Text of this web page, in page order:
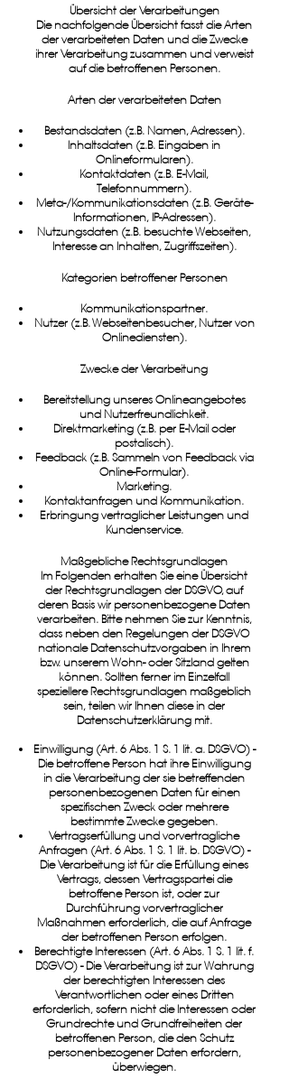
Übersicht der Verarbeitungen
Die nachfolgende Übersicht fasst die Arten
der verarbeiteten Daten und die Zwecke
ihrer Verarbeitung zusammen und verweist
auf die betroffenen Personen.
Arten der verarbeiteten Daten
Bestandsdaten (z.B. Namen, Adressen).
Inhaltsdaten (z.B. Eingaben in
Onlineformularen).
Kontaktdaten (z.B. E-Mail,
Telefonnummern).
Meta-/Kommunikationsdaten (z.B. Geräte-
Informationen, IP-Adressen).
Nutzungsdaten (z.B. besuchte Webseiten,
Interesse an Inhalten, Zugriffszeiten).
Kategorien betroffener Personen
Kommunikationspartner.
Nutzer (z.B. Webseitenbesucher, Nutzer von
Onlinediensten).
Zwecke der Verarbeitung
Bereitstellung unseres Onlineangebotes
und Nutzerfreundlichkeit.
Direktmarketing (z.B. per E-Mail oder
postalisch).
Feedback (z.B. Sammeln von Feedback via
Online-Formular).
Marketing.
Kontaktanfragen und Kommunikation.
Erbringung vertraglicher Leistungen und
Kundenservice.
Maßgebliche Rechtsgrundlagen
Im Folgenden erhalten Sie eine Übersicht
der Rechtsgrundlagen der DSGVO, auf
deren Basis wir personenbezogene Daten
verarbeiten. Bitte nehmen Sie zur Kenntnis,
dass neben den Regelungen der DSGVO
nationale Datenschutzvorgaben in Ihrem
bzw. unserem Wohn- oder Sitzland gelten
können. Sollten ferner im Einzelfall
speziellere Rechtsgrundlagen maßgeblich
sein, teilen wir Ihnen diese in der
Datenschutzerklärung mit.
Einwilligung (Art. 6 Abs. 1 S. 1 lit. a. DSGVO) -
Die betroffene Person hat ihre Einwilligung
in die Verarbeitung der sie betreffenden
personenbezogenen Daten für einen
spezifischen Zweck oder mehrere
bestimmte Zwecke gegeben.
Vertragserfüllung und vorvertragliche
Anfragen (Art. 6 Abs. 1 S. 1 lit. b. DSGVO) -
Die Verarbeitung ist für die Erfüllung eines
Vertrags, dessen Vertragspartei die
betroffene Person ist, oder zur
Durchführung vorvertraglicher
Maßnahmen erforderlich, die auf Anfrage
der betroffenen Person erfolgen.
Berechtigte Interessen (Art. 6 Abs. 1 S. 1 lit. f.
DSGVO) - Die Verarbeitung ist zur Wahrung
der berechtigten Interessen des
Verantwortlichen oder eines Dritten
erforderlich, sofern nicht die Interessen oder
Grundrechte und Grundfreiheiten der
betroffenen Person, die den Schutz
personenbezogener Daten erfordern,
überwiegen.